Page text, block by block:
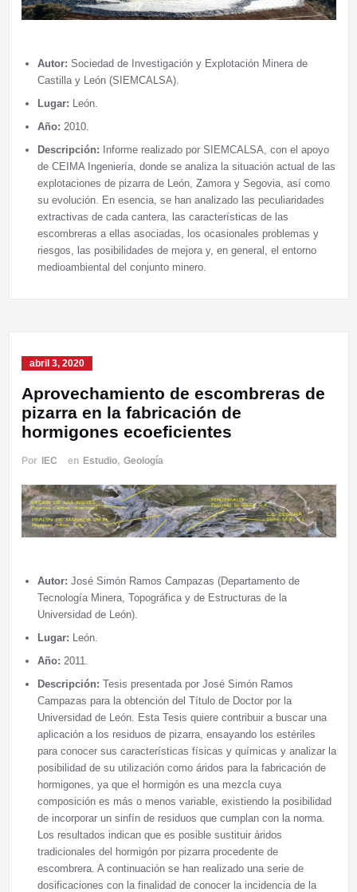
Autor: Sociedad de Investigación y Explotación Minera de
Castilla y León (SIEMCALSA).
Lugar: León.
Año: 2010.
Descripción:
Informe realizado por SIEMCALSA, con el apoyo
de CEIMA Ingeniería, donde se analiza la situación actual de las
explotaciones de pizarra de León, Zamora y Segovia, así como
su evolución. En esencia, se han analizado las peculiaridades
extractivas de cada cantera, las características de las
escombreras a ellas asociadas, los ocasionales problemas y
riesgos, las posibilidades de mejora y, en general, el entorno
medioambiental del conjunto minero.
abril 3, 2020
Aprovechamiento de escombreras de
pizarra en la fabricación de
hormigones ecoeficientes
Por IEC en Estudio, Geología
Autor: José Simón Ramos Campazas (Departamento de
Tecnología Minera, Topográfica y de Estructuras de la
Universidad de León).
Lugar: León.
Año: 2011.
Descripción: Tesis presentada por José Simón Ramos
Campazas para la obtención del Título de Doctor por la
Universidad de León. Esta Tesis quiere contribuir a buscar una
aplicación a los residuos de pizarra, ensayando los estériles
para conocer sus características físicas y químicas y analizar la
posibilidad de su utilización como áridos para la fabricación de
hormigones, ya que el hormigón es una mezcla cuya
composición es más o menos variable, existiendo la posibilidad
de incorporar un sinfín de residuos que cumplan con la norma.
Los resultados indican que es posible sustituir áridos
tradicionales del hormigón por pizarra procedente de
escombrera. A continuación se han realizado una serie de
dosificaciones con la finalidad de conocer la incidencia de la